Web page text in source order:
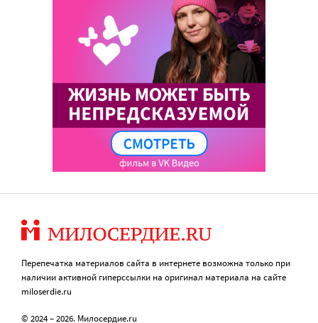
Перепечатка материалов сайта в интернете возможна только при
наличии активной гиперссылки на оригинал материала на сайте
miloserdie.ru
© 2024 – 2026. Милосердие.ru